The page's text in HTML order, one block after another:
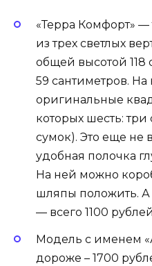
«Терра Комфорт» —
из трех светлых
общей высотой
59 сантиметров.
оригинальные
которых шесть: три
сумок). Это еще не
удобная полочка
На ней можно
шляпы положить. А
— всего 1100
Модель с именем
дороже – 1700